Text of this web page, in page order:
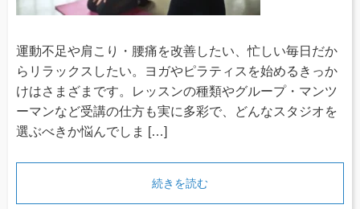
運動不足や肩こり・腰痛を改善したい、忙しい毎日だか
らリラックスしたい。ヨガやピラティスを始めるきっか
けはさまざまです。レッスンの種類やグループ・マンツ
ーマンなど受講の仕方も実に多彩で、どんなスタジオを
選ぶべきか悩んでしま […]
続きを読む